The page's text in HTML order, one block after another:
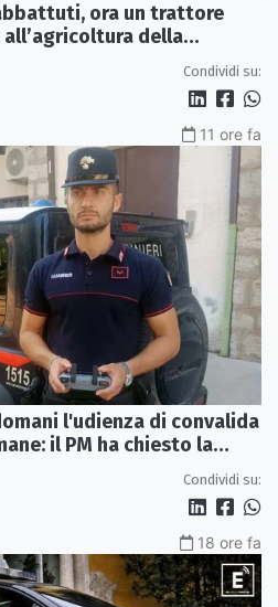
ora un trattore
della
Condividi su:
11 ore fa
l'udienza di convalida
il PM ha chiesto la
Condividi su:
18 ore fa